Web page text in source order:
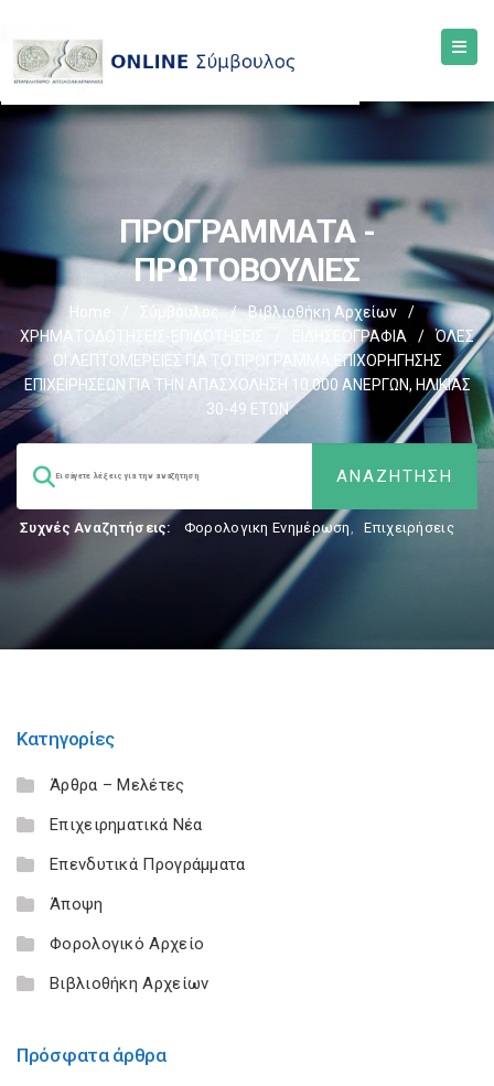
ΠΡΟΓΡΑΜΜΑΤΑ -
ΠΡΩΤΟΒΟΥΛΙΕΣ
Home Σύμβουλος / Βιβλιοθήκη Αρχείων
/
ΧΡΗΜΑΤΟΔΟΤΗΣΕΙΣ-ΕΠΙΔΟΤΗΣΕΙΣ
ΕΙΔΗΣΕΟΓΡΑΦΙΑ /
ΌΛΕΣ
ΟΙ ΛΕΠΤΟΜΕΡΕΙΕΣ ΓΙΑ ΤΟ ΠΡΟΓΡΑΜΜΑ ΕΠΙΧΟΡΗΓΗΣΗΣ
ΕΠΙΧΕΙΡΗΣΕΩΝ ΓΙΑ ΤΗΝ ΑΠΑΣΧΟΛΗΣΗ 10.000 ΑΝΕΡΓΩΝ, ΗΛΙΚΙΑΣ
30-49 ΕΤΩΝ
Συχνές Αναζητήσεις: Φορολογικη Ενημέρωση, Επιχειρήσεις
Κατηγορίες
Άρθρα – Μελέτες
Επιχειρηματικά Νέα
Επενδυτικά Προγράμματα
Άποψη
Φορολογικό Αρχείο
Βιβλιοθήκη Αρχείων
Πρόσφατα άρθρα